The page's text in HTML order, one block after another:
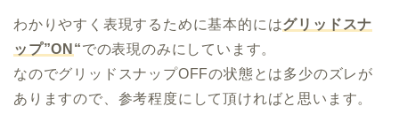
わかりやすく表現するために基本的にはグリッドスナ
ップ”ON “での表現のみにしています。
なのでグリッドスナップOFFの状態とは多少のズレが
ありますので、参考程度にして頂ければと思います。